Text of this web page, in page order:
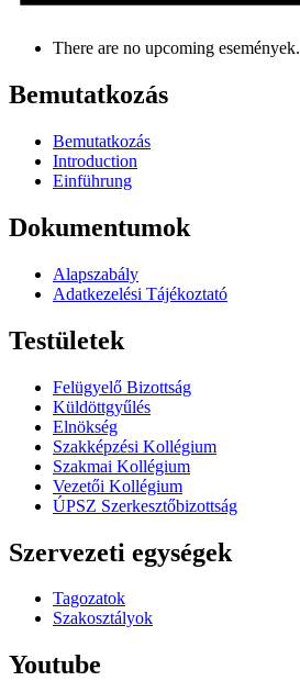
There are no upcoming események.
Bemutatkozás
Bemutatkozás
Introduction
Einführung
Dokumentumok
Alapszabály
Adatkezelési Tájékoztató
Testületek
Felügyelő Bizottság
Küldöttgyűlés
Elnökség
Szakképzési Kollégium
Szakmai Kollégium
Vezetői Kollégium
ÚPSZ Szerkesztőbizottság
Szervezeti egységek
Tagozatok
Szakosztályok
Youtube